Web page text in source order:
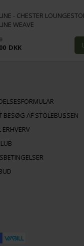
- CHESTER
WEAVE
DKK
BESØG AF STOLEBUSSEN
ERHVERV